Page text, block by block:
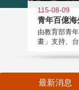
115-08-09
青年百億
由教育部青
畫」支持、
最新消息